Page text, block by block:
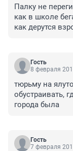
Палку не
как в школе
как дерутся
До сих пор
правда все
памятников, на
А сейчас в
страшно и
А чтобы в
следить за
Гость
8 февраля
тюрьму на
обустраивать,
города была
Гость
7 февраля